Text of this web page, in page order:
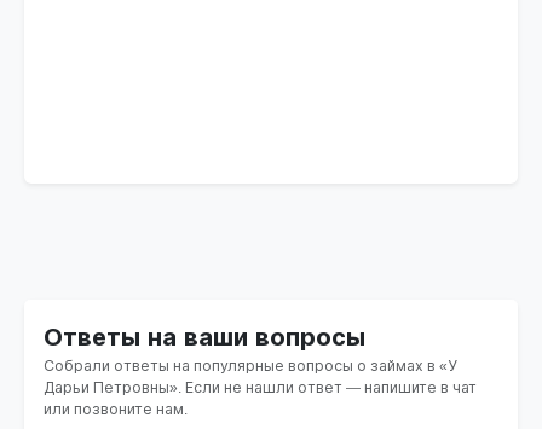
Ответы на ваши вопросы
Собрали ответы на популярные вопросы о займах в «У
Дарьи Петровны». Если не нашли ответ — напишите в чат
или позвоните нам.